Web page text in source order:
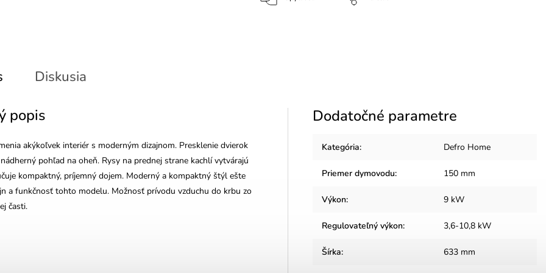
Diskusia
popis
akýkoľvek interiér s moderným dizajnom. Presklenie dvierok
pohľad na oheň. Rysy na prednej strane kachlí vytvárajú
kompaktný, príjemný dojem. Moderný a kompaktný štýl ešte
a funkčnosť tohto modelu. Možnosť prívodu vzduchu do krbu zo
časti.
Dodatočné parametre
Kategória: Defro Home
Priemer dymovodu: 150 mm
Výkon: 9 kW
Regulovateľný výkon: 3,6-10,8 kW
Šírka: 633 mm